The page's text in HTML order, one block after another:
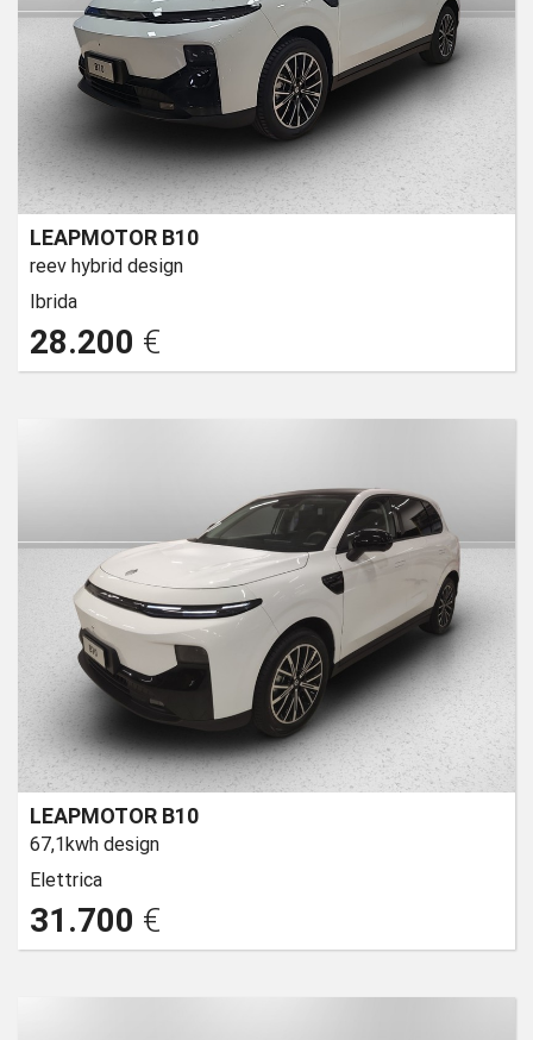
LEAPMOTOR B10
reev hybrid design
Ibrida
28.200 €
LEAPMOTOR B10
67,1kwh design
Elettrica
31.700 €